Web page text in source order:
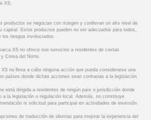
XS.
productos se negocian con margen y conllevan un alto nivel de
capital. Estos productos pueden no ser adecuados para todos,
los riesgos involucrados.
XS no ofrece sus servicios a residentes de ciertas
Corea del Norte.
XS no lleva a cabo ninguna acción que pueda considerarse una
países donde dichas acciones sean contrarias a la legislación
está dirigida a residentes de ningún país o jurisdicción donde
a la legislación o regulación local. Además, no constituye
ni solicitud para participar en actividades de inversión
de traducción de idiomas para mejorar la experiencia del